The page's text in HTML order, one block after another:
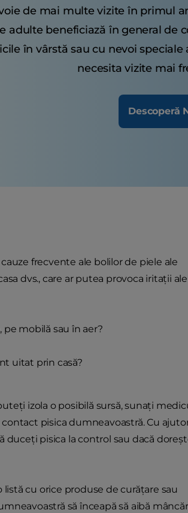
de mai multe vizite în primul
adulte beneficiază în general de
în vârstă sau cu nevoi speciale
necesita vizite mai
Descoperă
frecvente ale bolilor de piele ale
dvs., care ar putea provoca iritații ale
mobilă sau în aer?
uitat prin casă?
izola o posibilă sursă, sunați
pisica dumneavoastră. Cu
pisica la control sau dacă
cu orice produse de curățare sau
să înceapă să aibă